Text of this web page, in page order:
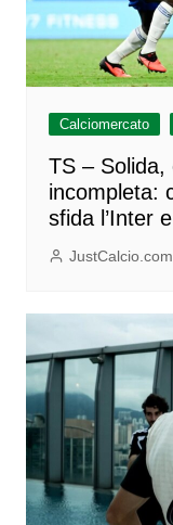
Calciomercato
TS –
incompleta:
sfida l’Inter
JustCalcio.com